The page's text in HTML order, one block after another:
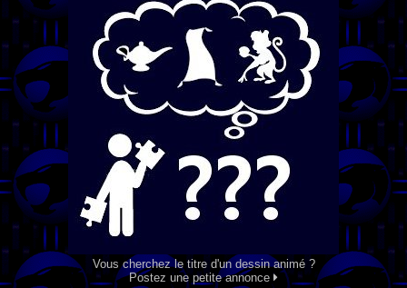
Vous cherchez le titre d'un dessin animé ?
Postez une petite annonce